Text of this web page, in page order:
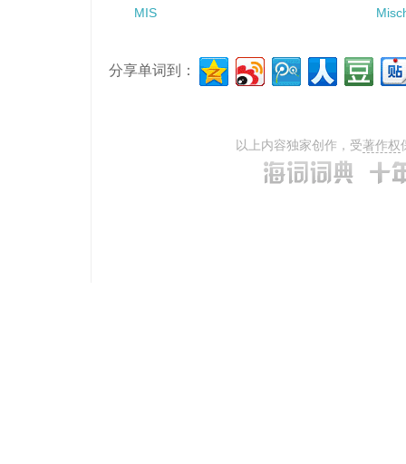
MIS
分享单词到：
以上内容独家创作，受著作权